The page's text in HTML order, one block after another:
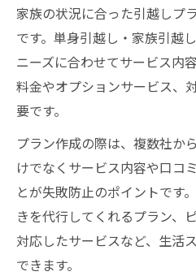
家族の状況に合った引越しプ
です。単身引越し・家族引越
ニーズに合わせてサービス内
料金やオプションサービス、
要です。
プラン作成の際は、複数社か
けでなくサービス内容や口コ
とが失敗防止のポイントです
きを代行してくれるプラン、
対応したサービスなど、生活
できます。